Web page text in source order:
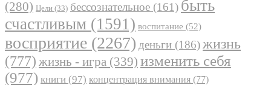
(280) Цели (33) бессознательное (161) быть
счастливым (1591) воспитание (52)
восприятие (2267) деньги (186)жизнь
(777) жизнь - игра (339) изменить себя
(977) книги (97) концентрация внимания (77)